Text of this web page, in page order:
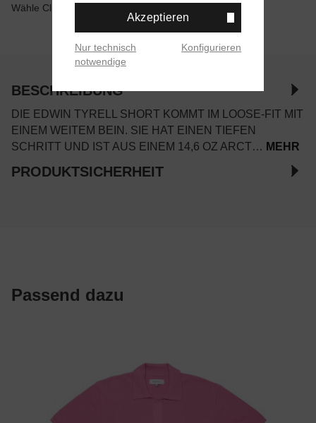
Wähle Click & Collect beim Checkout
BESCHREIBUNG
DIE EDWIN TYRELL SHORT KOMMT IM LOOSE-FIT MIT
EINEM WEITEM BEIN. SIE HAT EINEN TIEFEN
SCHRITT UND IST AUS EINEM 14,6 OZ ARCT… MEHR
PRODUKTSICHERHEIT
Passend dazu
Akzeptieren
Nur technisch
notwendige
Konfigurieren